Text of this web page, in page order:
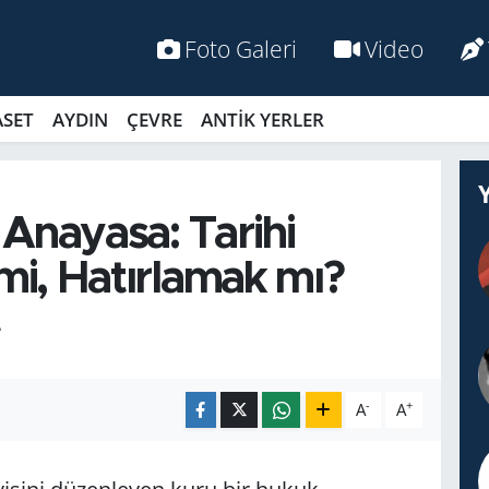
Foto Galeri Video
AYDIN ÇEVRE ANTİK YERLER
Tarihi
Hatırlamak mı?
A- A+